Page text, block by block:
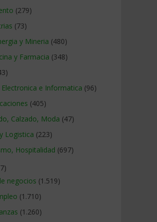
(279)
(73)
y Mineria (480)
y Farmacia (348)
e Informatica (96)
(405)
Calzado, Moda (47)
Logistica (223)
Hospitalidad (697)
negocios (1.519)
(1.710)
(1.260)